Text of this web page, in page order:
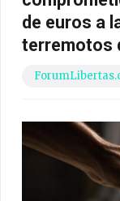
de euros a
terremotos